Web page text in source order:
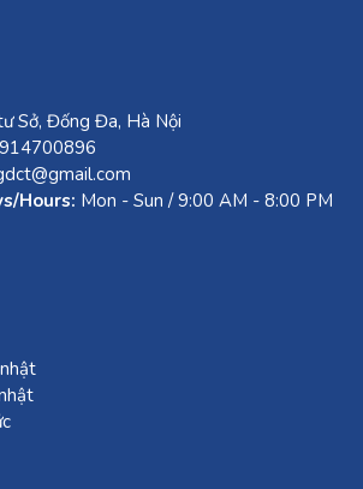
Sở, Đống Đa, Hà Nội
Hours: Mon - Sun / 9:00 AM - 8:00 PM